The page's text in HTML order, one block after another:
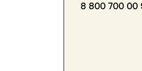
8 800 700 00